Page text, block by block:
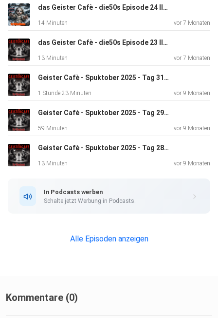
Auch unsere beiden Hausgeister Cari und
Jacky sind wieder mit von der Partie. Ob das
Niederrhein"
dabei, wohoooooooo.
Schaut doch mal bei den beiden auf Instagram vorbei.
In der 30ten Episode des Spuktober 2025 werfen wir
erwartet, und
Adern gefrieren lässt. Nachts, wenn alles schläft.
das Geister Cafè - die50s Episode 24 Ilki liest "der Weihnachtsmann"
14 Minuten vor 7 Monaten
das Geister Cafè - die50s Episode 23 Ilki liest "die Weihnachtsbekanntschaft"
13 Minuten vor 7 Monaten
Geister Cafè - Spuktober 2025 - Tag 31 - Ilki liest "Das Schweigen der Flamme" von Bernhard Straßer
1 Stunde 23 Minuten vor 9 Monaten
Geister Cafè - Spuktober 2025 - Tag 29 - PU am Ochsenturm mit Biggy - Alles nur ein Traum? Nö!
59 Minuten vor 9 Monaten
Geister Cafè - Spuktober 2025 - Tag 28 - Ilki liest "Das Maisfeld"
13 Minuten vor 9 Monaten
In Podcasts werben
Schalte jetzt Werbung in Podcasts.
Alle Episoden anzeigen
Kommentare (0)